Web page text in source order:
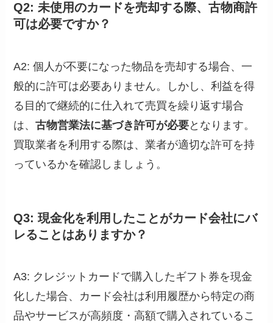
Q2: 未使用のカードを売却する際、古物商許
可は必要ですか？
A2: 個人が不要になった物品を売却する場合、一
般的に許可は必要ありません。しかし、利益を得
る目的で継続的に仕入れて売買を繰り返す場合
は、古物営業法に基づき許可が必要となります。
買取業者を利用する際は、業者が適切な許可を持
っているかを確認しましょう。
Q3: 現金化を利用したことがカード会社にバ
レることはありますか？
A3: クレジットカードで購入したギフト券を現金
化した場合、カード会社は利用履歴から特定の商
品やサービスが高頻度・高額で購入されているこ